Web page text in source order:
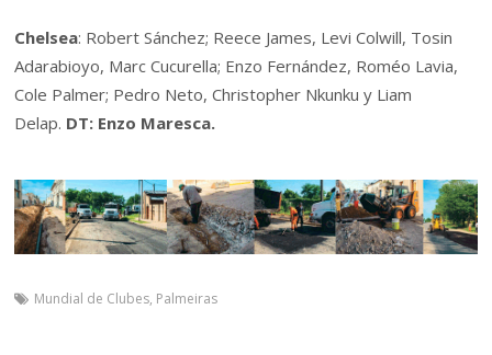
Chelsea: Robert Sánchez; Reece James, Levi Colwill, Tosin
Adarabioyo, Marc Cucurella; Enzo Fernández, Roméo Lavia,
Cole Palmer; Pedro Neto, Christopher Nkunku y Liam
Delap. DT: Enzo Maresca.
Mundial de Clubes, Palmeiras